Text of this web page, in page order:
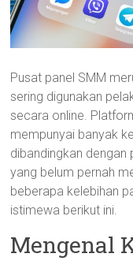
Pusat panel SMM
sering digunakan
secara online.
mempunyai banyak
dibandingkan dengan
yang belum pernah
beberapa kelebihan
istimewa berikut ini.
Mengenal